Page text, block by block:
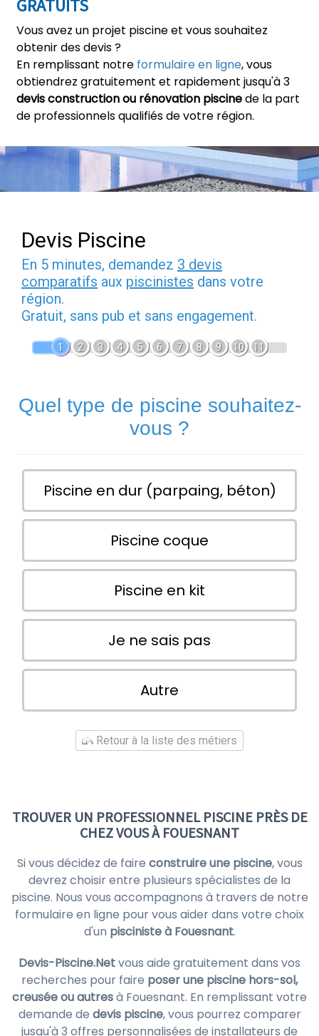
GRATUITS
Vous avez un projet piscine et vous souhaitez
obtenir des devis ?
En remplissant notre formulaire en ligne, vous
obtiendrez gratuitement et rapidement jusqu'à 3
devis construction ou rénovation piscinede la part
de professionnels qualifiés de votre région.
Devis Piscine
En 5 minutes, demandez 3 devis
comparatifs aux piscinistes dans votre
région.
Gratuit, sans pub et sans engagement.
1 2 3 4 5 6 7 8 9 10 11
Quel type de piscine souhaitez-
vous ?
Piscine en dur (parpaing, béton)
Piscine coque
Piscine en kit
Je ne sais pas
Autre
Retour à la liste des métiers
TROUVER UN PROFESSIONNEL PISCINE PRÈS DE
CHEZ VOUS À FOUESNANT
Si vous décidez de faire construire une piscine, vous
devrez choisir entre plusieurs spécialistes de la
piscine. Nous vous accompagnons à travers de notre
formulaire en ligne pour vous aider dans votre choix
d'un pisciniste à Fouesnant.
Devis-Piscine.Netvous aide gratuitement dans vos
recherches pour faire poser une piscine hors-sol,
creusée ou autresà Fouesnant. En remplissant votre
demande de devis piscine, vous pourrez comparer
jusqu'à 3 offres personnalisées de installateurs de